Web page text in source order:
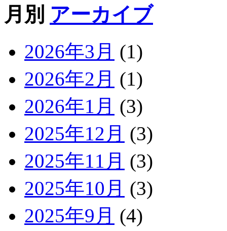
月別 アーカイブ
2026年3月 (1)
2026年2月 (1)
2026年1月 (3)
2025年12月 (3)
2025年11月 (3)
2025年10月 (3)
2025年9月 (4)